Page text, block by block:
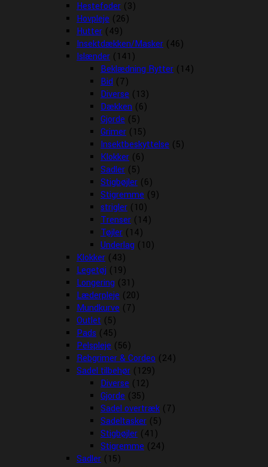
Hestefoder (3)
Hovpleje (26)
Hutter (49)
Insektdækken/Masker (46)
Islænder (141)
Beklædning Rytter (14)
Bid (7)
Diverse (13)
Dækken (6)
Gjorde (5)
Grimer (15)
Insektbeskyttelse (5)
Klokker (6)
Sadler (5)
Stigbøjler (6)
Stigremme (9)
strigler (10)
Trenser (14)
Tøjler (14)
Underlag (10)
Klokker (43)
Legetøj (19)
Longering (31)
Læderpleje (20)
Mundkurve (7)
Outlet (5)
Pads (45)
Pelspleje (56)
Rebgrimer & Cordeo (24)
Sadel tilbehør (129)
Diverse (12)
Gjorde (35)
Sadel overtræk (7)
Sadeltasker (5)
Stigbøjler (41)
Stigremme (24)
Sadler (15)